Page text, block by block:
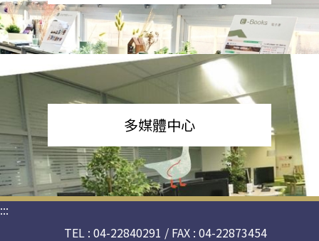
多媒體中心
:::
TEL : 04-22840291 / FAX : 04-22873454